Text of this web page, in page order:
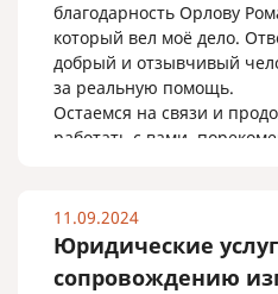
благодарность Орлову
который вел моё дело.
добрый и отзывчивый
за реальную помощь.
Остаемся на связи и
работать с вами,
11.09.2024
Юридические
сопровождению